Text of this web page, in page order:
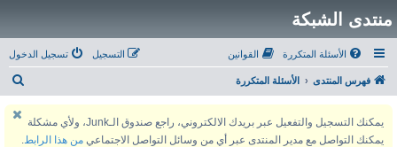
منتدى الشبكة
الأسئلة المتكررة القوانين تسجيل الدخول التسجيل
فهرس المنتدى الأسئلة المتكررة
يمكنك التسجيل والتفعيل عبر بريدك الالكتروني، راجع صندوق الـJunk، ولأي مشكلة
يمكنك التواصل مع مدير المنتدى عبر أي من وسائل التواصل الاجتماعي من هذا الرابط.